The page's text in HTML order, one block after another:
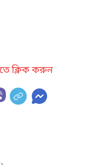
ক্লিক করুন